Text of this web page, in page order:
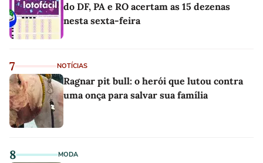
do DF, PA e RO acertam as 15 dezenas
nesta sexta-feira
7 NOTÍCIAS
Ragnar pit bull: o herói que lutou contra
uma onça para salvar sua família
8 MODA